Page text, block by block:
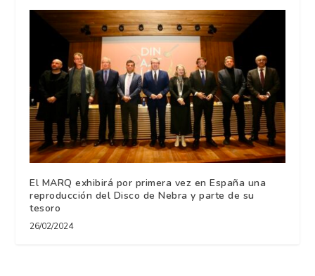
El MARQ exhibirá por primera vez en España una
reproducción del Disco de Nebra y parte de su
tesoro
26/02/2024